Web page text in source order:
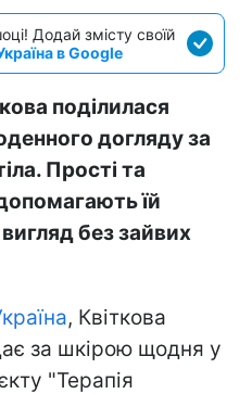
Додай змісту своїй
в Google
поділилася
догляду за
Прості та
їй
без зайвих
, Квіткова
за шкірою щодня у
"Терапія